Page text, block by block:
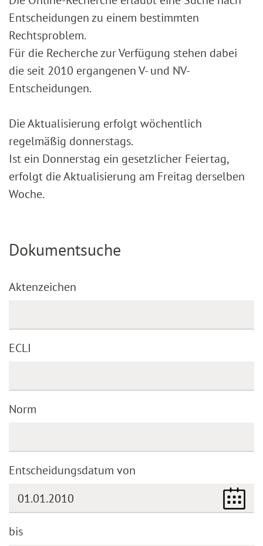
Entscheidungen zu einem bestimmten
Rechtsproblem.
Für die Recherche zur Verfügung stehen dabei
die seit 2010 ergangenen V- und NV-
Entscheidungen.
Die Aktualisierung erfolgt wöchentlich
regelmäßig donnerstags.
Ist ein Donnerstag ein gesetzlicher Feiertag,
erfolgt die Aktualisierung am Freitag derselben
Woche.
Dokumentsuche
Aktenzeichen
ECLI
Norm
Entscheidungsdatum von
bis